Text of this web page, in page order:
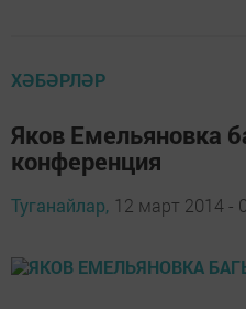
ХӘБӘРЛӘР
Яков Емельяновка
конференция
Туганайлар, 12 март 2014 -